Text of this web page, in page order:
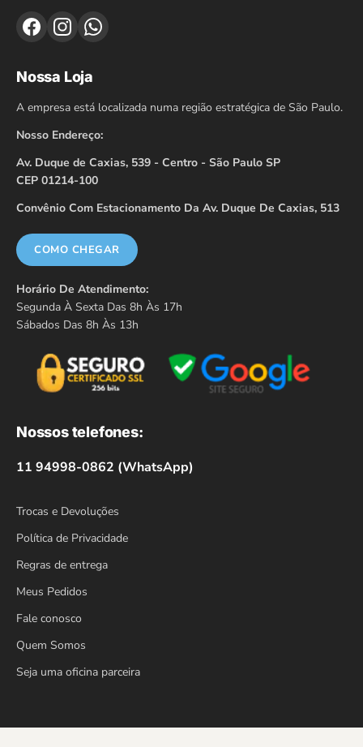
Nossa Loja
A empresa está localizada numa região estratégica de São Paulo.
Nosso Endereço:
Av. Duque de Caxias, 539 - Centro - São Paulo SP
CEP 01214-100
Convênio Com Estacionamento Da Av. Duque De Caxias, 513
COMO CHEGAR
Horário De Atendimento:
Segunda À Sexta Das 8h Às 17h
Sábados Das 8h Às 13h
Nossos telefones:
11 94998-0862 (WhatsApp)
Trocas e Devoluções
Política de Privacidade
Regras de entrega
Meus Pedidos
Fale conosco
Quem Somos
Seja uma oficina parceira